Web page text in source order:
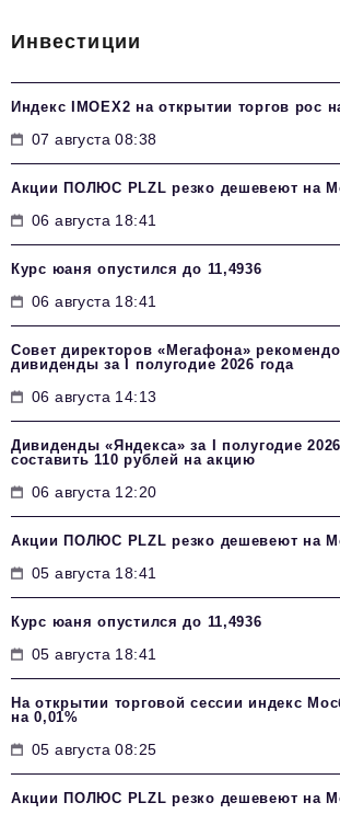
Инвестиции
Индекс IMOEX2 на открытии торгов рос
07 августа 08:38
Акции ПОЛЮС PLZL резко дешевеют на
06 августа 18:41
Курс юаня опустился до 11,4936
06 августа 18:41
Совет директоров «Мегафона»
дивиденды за I полугодие 2026 года
06 августа 14:13
Дивиденды «Яндекса» за I полугодие
составить 110 рублей на акцию
06 августа 12:20
Акции ПОЛЮС PLZL резко дешевеют на
05 августа 18:41
Курс юаня опустился до 11,4936
05 августа 18:41
На открытии торговой сессии индекс
на 0,01%
05 августа 08:25
Акции ПОЛЮС PLZL резко дешевеют на